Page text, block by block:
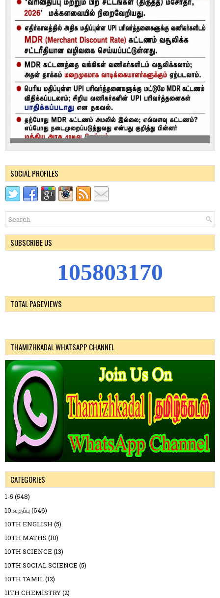
SOCIAL PROFILES
SUBSCRIBE US
105803170
TOTAL PAGEVIEWS
THAMIZHKADAL WHATSAPP CHANNEL
CATEGORIES
1-5 (548)
10 வகுப்பு (646)
10TH ENGLISH (5)
10TH MATHS (10)
10TH SCIENCE (13)
10TH SOCIAL SCIENCE (5)
10TH TAMIL(12)
11TH CHEMISTRY(2)